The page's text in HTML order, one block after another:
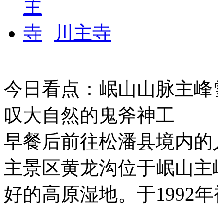
川主寺
今日看点：岷山山脉主
叹大自然的鬼斧神工
早餐后前往松潘县境内
主景区黄龙沟位于岷山
好的高原湿地。于1992